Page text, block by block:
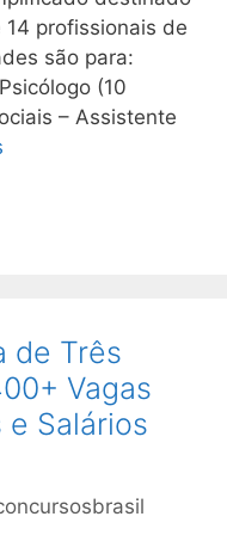
profissionais de
são para:
(10
– Assistente
de Três
Vagas
Salários